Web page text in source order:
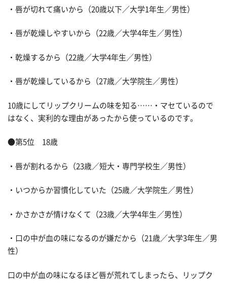
・唇が切れて痛いから（20歳以下／大学1年生／男性）
・唇が乾燥しやすいから（22歳／大学4年生／男性）
・乾燥するから（22歳／大学4年生／男性）
・唇が乾燥しているから（27歳／大学院生／男性）
10歳にしてリップクリームの味を知る……・マセているので
はなく、実利的な理由があったから使っているのです。
●第5位 18歳
・唇が割れるから（23歳／短大・専門学校生／男性）
・いつからか習慣化していた（25歳／大学院生／男性）
・かさかさが情けなくて（23歳／大学4年生／男性）
・口の中が血の味になるのが嫌だから（21歳／大学3年生／男
性）
口の中が血の味になるほど唇が荒れてしまったら、リップク